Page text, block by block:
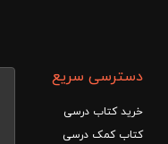
دسترسی سریع
خرید کتاب درسی
کتاب کمک درسی